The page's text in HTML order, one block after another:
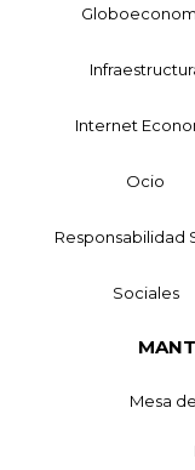
Internet
Ocio
Responsabilidad
Sociales
Mesa